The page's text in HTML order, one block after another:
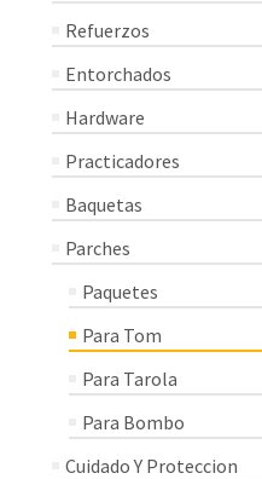
Refuerzos
Entorchados
Hardware
Practicadores
Baquetas
Parches
Paquetes
Para Tom
Para Tarola
Para Bombo
Cuidado Y Proteccion